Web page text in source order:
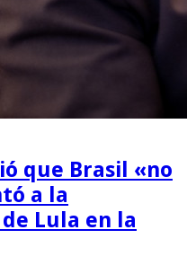
que Brasil «no
a la
Lula en la